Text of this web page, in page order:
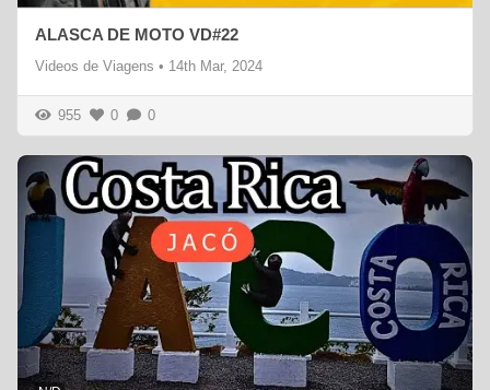
ALASCA DE MOTO VD#22
Videos de Viagens • 14th Mar, 2024
955 0 0